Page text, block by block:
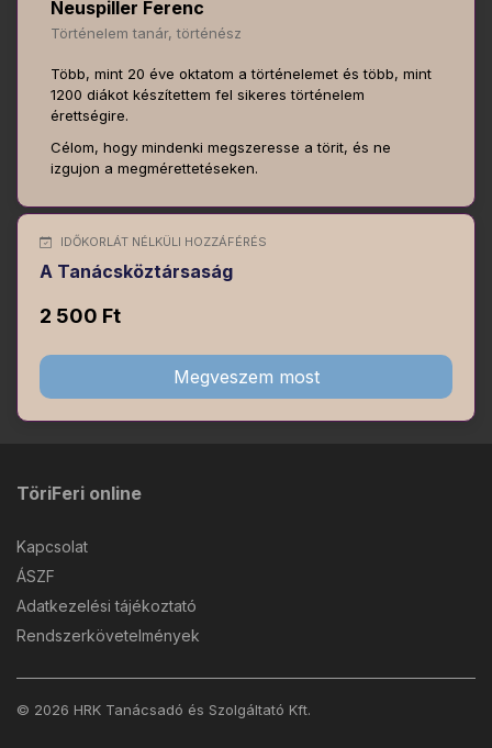
Neuspiller Ferenc
Történelem tanár, történész
Több, mint 20 éve oktatom a történelemet és több, mint
1200 diákot készítettem fel sikeres történelem
érettségire.
Célom, hogy mindenki megszeresse a törit, és ne
izgujon a megmérettetéseken.
IDŐKORLÁT NÉLKÜLI HOZZÁFÉRÉS
A Tanácsköztársaság
2 500 Ft
Megveszem most
TöriFeri online
Kapcsolat
ÁSZF
Adatkezelési tájékoztató
Rendszerkövetelmények
© 2026 HRK Tanácsadó és Szolgáltató Kft.